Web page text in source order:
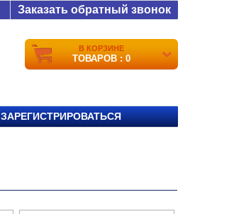
Заказать обратный звонок
В КОРЗИНЕ
ТОВАРОВ : 0
ЗАРЕГИСТРИРОВАТЬСЯ